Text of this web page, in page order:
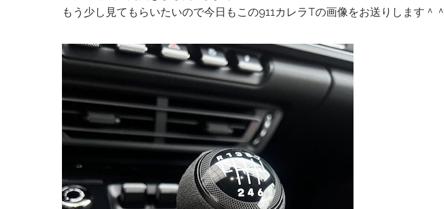
もう少し見てもらいたいので今日もこの911カレラTの画像をお送りします＾＾